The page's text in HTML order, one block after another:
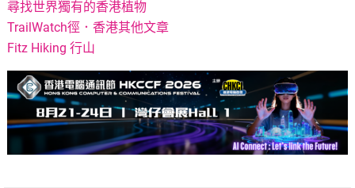
尋找世界獨有的香港植物
TrailWatch徑．香港其他文章
Fitz Hiking 行山